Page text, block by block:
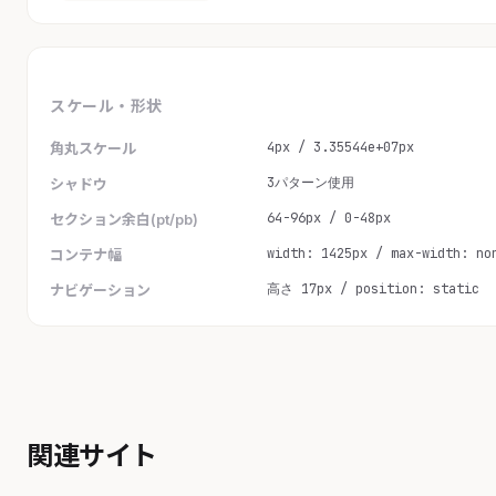
スケール・形状
角丸スケール 4px / 3.35544e+07px
シャドウ 3パターン使用
セクション余白(pt/pb) 64-96px / 0-48px
コンテナ幅 width: 1425px / max-width:
ナビゲーション 高さ 17px / position: static
関連サイト